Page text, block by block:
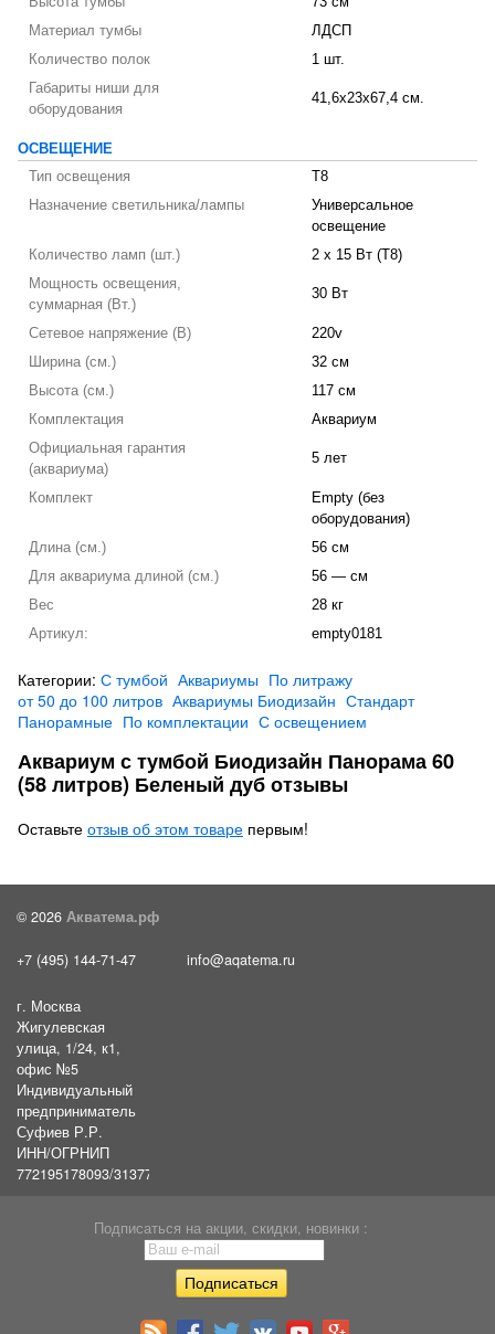
Материал тумбы
ЛДСП
Количество полок
1 шт.
Габариты ниши для
оборудования
41,6x23x67,4 см.
ОСВЕЩЕНИЕ
Тип освещения
T8
Назначение светильника/лампы
Универсальное
освещение
Количество ламп (шт.)
2 х 15 Вт (T8)
Мощность освещения,
суммарная (Вт.)
30 Вт
Сетевое напряжение (В)
220v
Ширина (см.)
32 см
Высота (см.)
117 см
Комплектация
Аквариум
Официальная гарантия
(аквариума)
5 лет
Комплект
Empty (без
оборудования)
Длина (см.)
56 см
Для аквариума длиной (см.)
56 — см
Вес
28 кг
Артикул:
empty0181
Категории: С тумбой Аквариумы По литражу
от 50 до 100 литров Аквариумы Биодизайн Стандарт
Панорамные По комплектации С освещением
Аквариум с тумбой Биодизайн Панорама 60
(58 литров) Беленый дуб отзывы
Оставьте отзыв об этом товаре первым!
© 2026 Акватема.рф
+7 (495) 144-71-47 info@aqatema.ru
г. Москва
Жигулевская
улица, 1/24, к1,
офис №5
Индивидуальный
предприниматель
Суфиев Р.Р.
ИНН/ОГРНИП
772195178093/31377461610054
Подписаться на акции, скидки, новинки :